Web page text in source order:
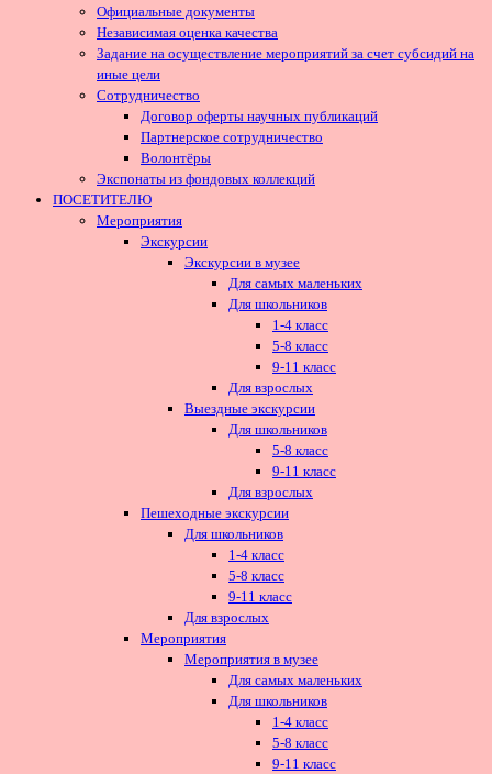
Официальные документы
Независимая оценка качества
Задание на осуществление мероприятий за счет субсидий на
иные цели
Сотрудничество
Договор оферты научных публикаций
Партнерское сотрудничество
Волонтёры
Экспонаты из фондовых коллекций
ПОСЕТИТЕЛЮ
Мероприятия
Экскурсии
Экскурсии в музее
Для самых маленьких
Для школьников
1-4 класс
5-8 класс
9-11 класс
Для взрослых
Выездные экскурсии
Для школьников
5-8 класс
9-11 класс
Для взрослых
Пешеходные экскурсии
Для школьников
1-4 класс
5-8 класс
9-11 класс
Для взрослых
Мероприятия
Мероприятия в музее
Для самых маленьких
Для школьников
1-4 класс
5-8 класс
9-11 класс